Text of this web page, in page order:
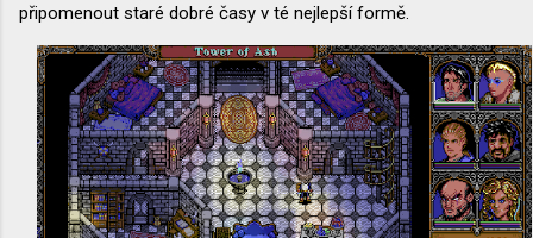
připomenout staré dobré časy v té nejlepší formě.